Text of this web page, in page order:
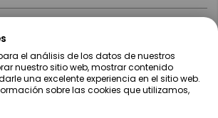
Contacto
el análisis de los datos de nuestros
nuestro sitio web, mostrar contenido
una excelente experiencia en el sitio web.
sobre las cookies que utilizamos,